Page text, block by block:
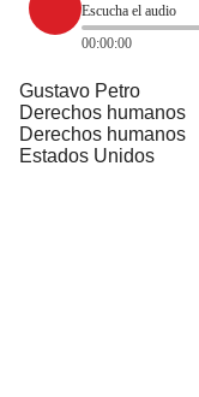
Escucha el audio
00:00:00
Gustavo Petro
Derechos humanos
Derechos humanos
Estados Unidos